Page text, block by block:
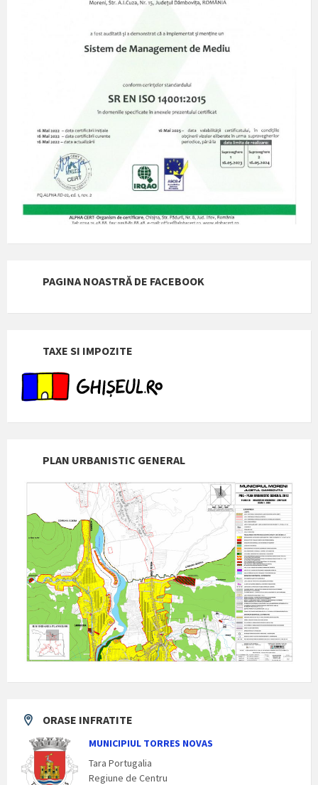
PAGINA NOASTRĂ DE FACEBOOK
TAXE SI IMPOZITE
PLAN URBANISTIC GENERAL
ORASE INFRATITE
MUNICIPIUL TORRES NOVAS
Tara Portugalia
Regiune de Centru